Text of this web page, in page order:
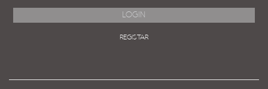
REGISTAR